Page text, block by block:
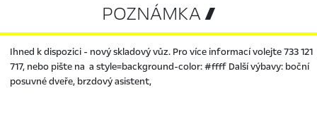
POZNÁMKA 
Ihned k dispozici - nový skladový vůz. Pro více informací volejte 733 121
717, nebo pište na a style=background-color: #ffff Další výbavy: boční
posuvné dveře, brzdový asistent,